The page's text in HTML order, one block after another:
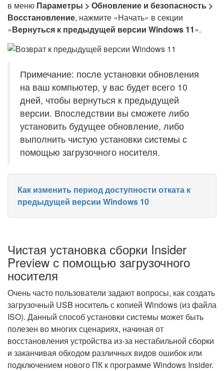
в меню Параметры > Обновление и безопасность >
Восстановление, нажмите «Начать» в секции
«Вернуться к предыдущей версии Windows 11».
Примечание: после установки обновления
на ваш компьютер, у вас будет всего 10
дней, чтобы вернуться к предыдущей
версии. Впоследствии вы сможете либо
установить будущее обновление, либо
выполнить чистую установки системы с
помощью загрузочного носителя.
Как изменить период доступности отката к
предыдущей версии Windows 10
Чистая установка сборки Insider
Preview с помощью загрузочного
носителя
Очень часто пользователи задают вопросы, как создать
загрузочный USB носитель с копией Windows (из файла
ISO). Данный способ установки системы может быть
полезен во многих сценариях, начиная от
восстановления устройства из-за нестабильной сборки
и заканчивая обходом различных видов ошибок или
подключением нового ПК к программе Windows Insider.